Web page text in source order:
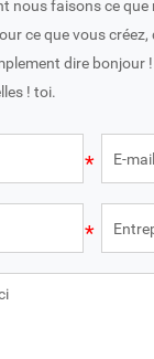
nous faisons ce
ce que vous
dire bonjour
! toi.